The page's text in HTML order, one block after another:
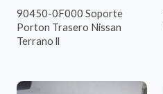
90450-0F000 Soporte
Porton Trasero Nissan
Terrano ll